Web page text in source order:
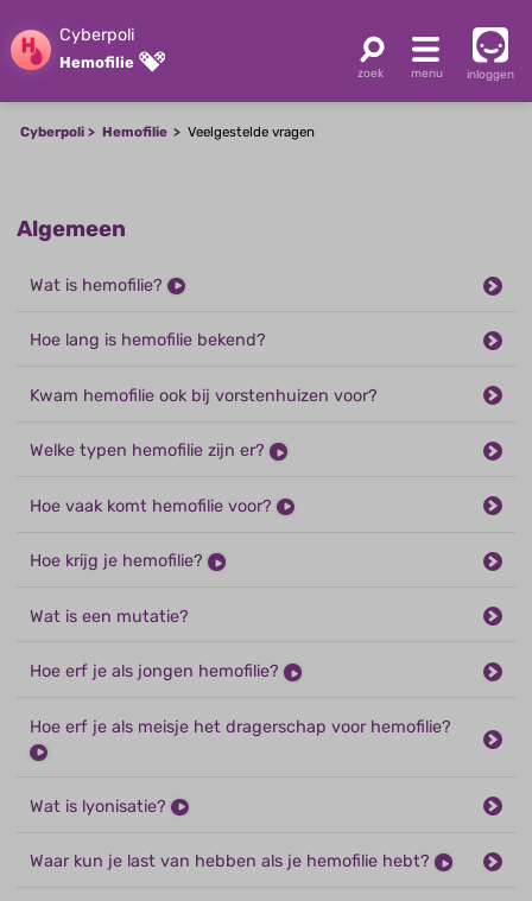
Cyberpoli
Hemofilie
inloggen
Cyberpoli Hemofilie Veelgestelde vragen
Algemeen
Wat is hemofilie?
Hoe lang is hemofilie bekend?
Kwam hemofilie ook bij vorstenhuizen voor?
Welke typen hemofilie zijn er?
Hoe vaak komt hemofilie voor?
Hoe krijg je hemofilie?
Wat is een mutatie?
Hoe erf je als jongen hemofilie?
Hoe erf je als meisje het dragerschap voor hemofilie?
Wat is lyonisatie?
Waar kun je last van hebben als je hemofilie hebt?